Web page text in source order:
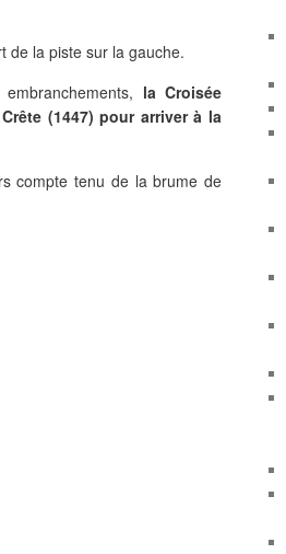
de la piste sur la gauche.
la Croisée
(1447) pour arriver à la
compte tenu de la brume de